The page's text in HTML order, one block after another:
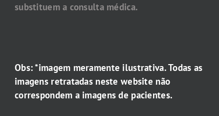
substituem a consulta médica.
Obs: *imagem meramente ilustrativa. Todas as
imagens retratadas neste website não
correspondem a imagens de pacientes.